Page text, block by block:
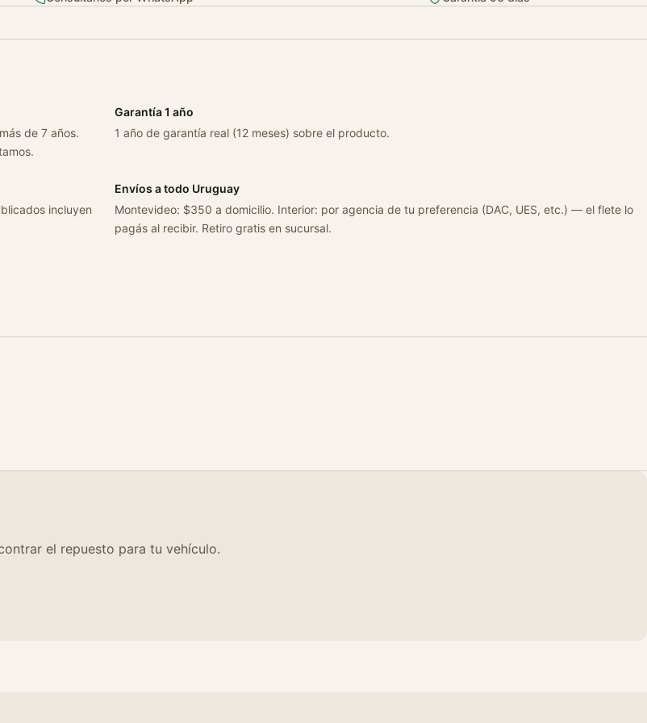
de 7 años.
Garantía 1 año
1 año de garantía real (12 meses) sobre el producto.
incluyen
Envíos a todo Uruguay
Montevideo: $350 a domicilio. Interior: por agencia de tu preferencia (DAC, UES, etc.) — el flete lo
pagás al recibir. Retiro gratis en sucursal.
el repuesto para tu vehículo.